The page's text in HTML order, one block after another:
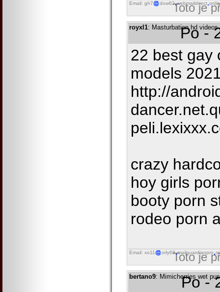
Email: gh7 dow62 webmaildirect
Toto je
royxl1: Masturbation hd
Po -
22 best gay
models
http://
crazy
hoy girls
booty porn
rodeo porn
Email: xo11 orly68 mailguardianpro
Toto je
bertano9: Mimicherries wet
Po -